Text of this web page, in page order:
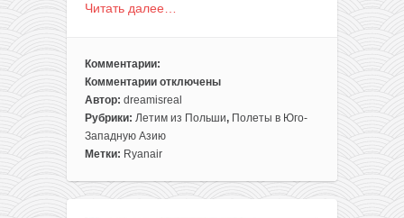
Читать далее…
Комментарии:
Комментарии
к
записи
Когда
из
билетов
отключены
Автор: dreamisreal
Рубрики: Летим из Польши, Полеты в Юго-
Западную Азию
Метки: Ryanair